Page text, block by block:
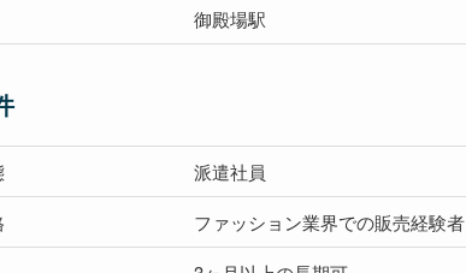
御殿場駅
派遣社員
ファッション業界での販売経験者